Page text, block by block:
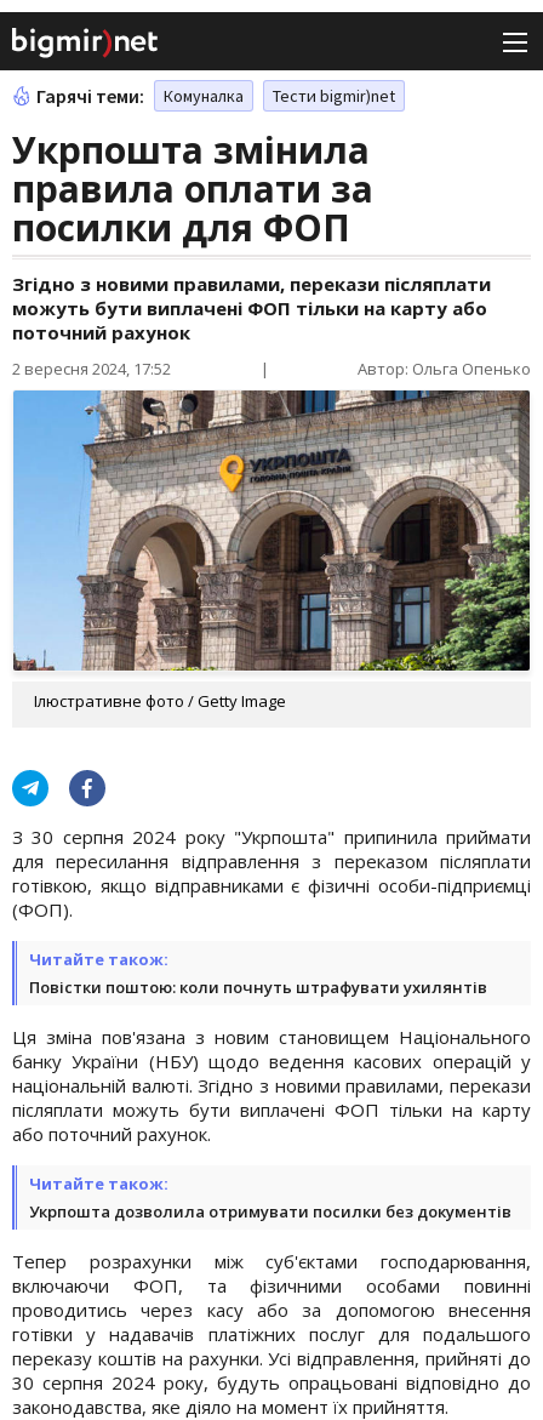
Гарячі теми: Комуналка Тести bigmir)net
Укрпошта змінила
правила оплати за
посилки для ФОП
Згідно з новими правилами, перекази післяплати
можуть бути виплачені ФОП тільки на карту або
поточний рахунок
2 вересня 2024, 17:52 | Автор: Ольга Опенько
Ілюстративне фото / Getty Image
З 30 серпня 2024 року "Укрпошта" припинила приймати
для пересилання відправлення з переказом післяплати
готівкою, якщо відправниками є фізичні особи-підприємці
(ФОП).
Читайте також:
Повістки поштою: коли почнуть штрафувати ухилянтів
Ця зміна пов'язана з новим становищем Національного
банку України (НБУ) щодо ведення касових операцій у
національній валюті. Згідно з новими правилами, перекази
післяплати можуть бути виплачені ФОП тільки на карту
або поточний рахунок.
Читайте також:
Укрпошта дозволила отримувати посилки без документів
Тепер розрахунки між суб'єктами господарювання,
включаючи ФОП, та фізичними особами повинні
проводитись через касу або за допомогою внесення
готівки у надавачів платіжних послуг для подальшого
переказу коштів на рахунки. Усі відправлення, прийняті до
30 серпня 2024 року, будуть опрацьовані відповідно до
законодавства, яке діяло на момент їх прийняття.